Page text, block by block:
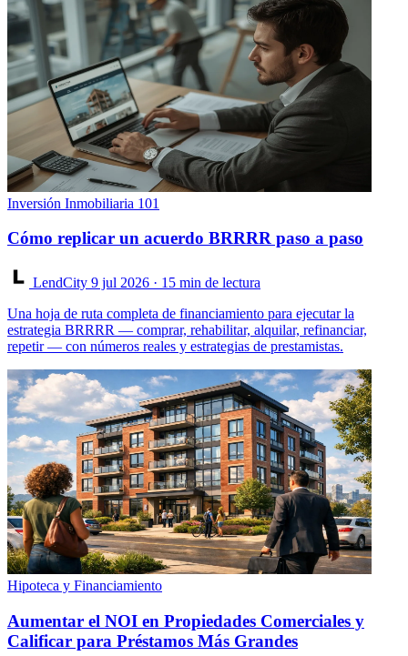
Inversión Inmobiliaria 101
Cómo replicar un acuerdo BRRRR paso a paso
LendCity 9 jul 2026 · 15 min de lectura
Una hoja de ruta completa de financiamiento para ejecutar la
estrategia BRRRR — comprar, rehabilitar, alquilar, refinanciar,
repetir — con números reales y estrategias de prestamistas.
Hipoteca y Financiamiento
Aumentar el NOI en Propiedades Comerciales y
Calificar para Préstamos Más Grandes